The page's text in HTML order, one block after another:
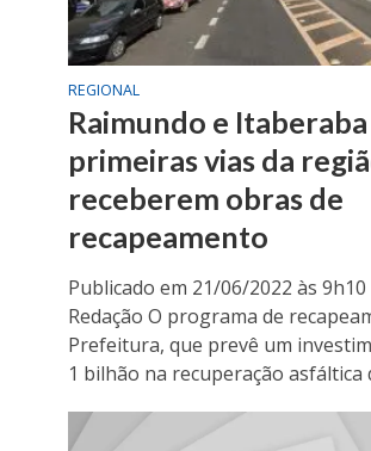
REGIONAL
Raimundo e Itaberaba
primeiras vias da
receberem obras de
recapeamento
Publicado em 21/06/2022 às
Redação O programa de
Prefeitura, que prevê um
1 bilhão na recuperação asfáltica